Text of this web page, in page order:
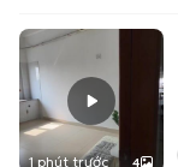
1 phút trước 4